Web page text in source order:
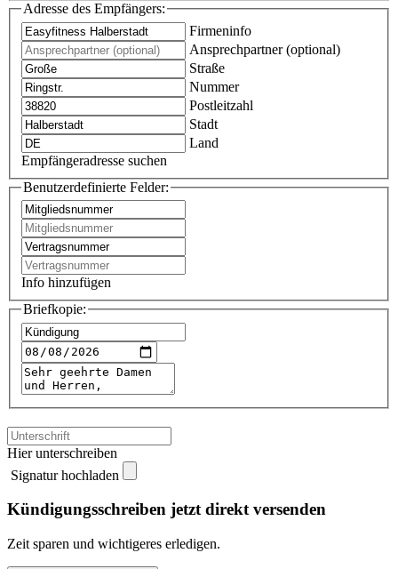
Adresse des Empfängers:
Firmeninfo
Ansprechpartner (optional)
Straße
Nummer
Postleitzahl
Stadt
Land
Empfängeradresse suchen
Benutzerdefinierte Felder:
Info hinzufügen
Briefkopie:
Hier unterschreiben
Signatur hochladen
Kündigungsschreiben jetzt direkt versenden
Zeit sparen und wichtigeres erledigen.